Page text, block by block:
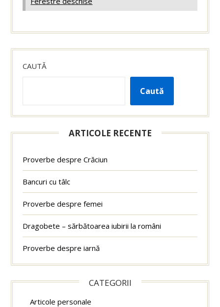
CAUTĂ
Caută
ARTICOLE RECENTE
Proverbe despre Crăciun
Bancuri cu tâlc
Proverbe despre femei
Dragobete – sărbătoarea iubirii la români
Proverbe despre iarnă
CATEGORII
Articole personale